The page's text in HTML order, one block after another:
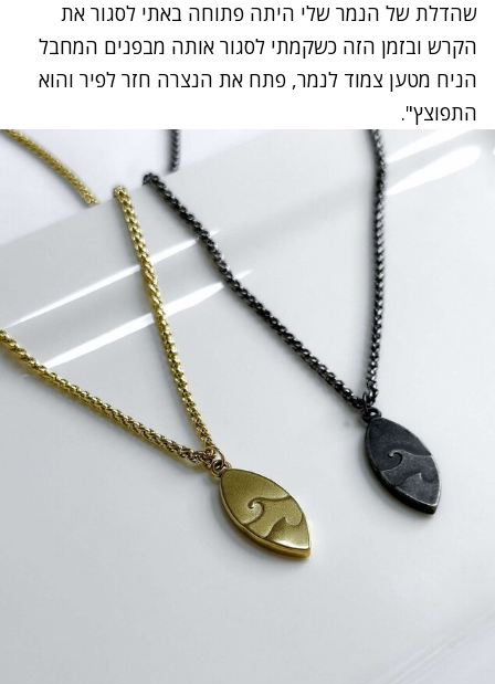
שהדלת של הנמר שלי היתה פתוחה באתי לסגור את
הקרש ובזמן הזה כשקמתי לסגור אותה מבפנים המחבל
הניח מטען צמוד לנמר, פתח את הנצרה חזר לפיר והוא
התפוצץ".